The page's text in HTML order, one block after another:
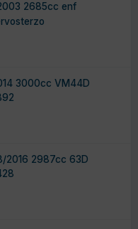
2685cc enf
3000cc VM44D
2016 2987cc 63D